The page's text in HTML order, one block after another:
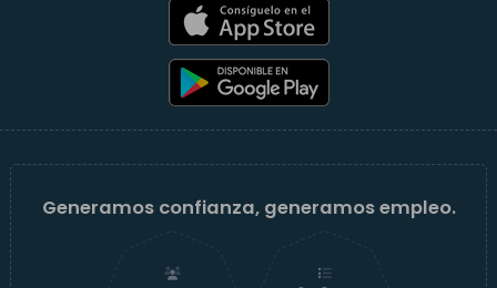
Generamos confianza, generamos empleo.